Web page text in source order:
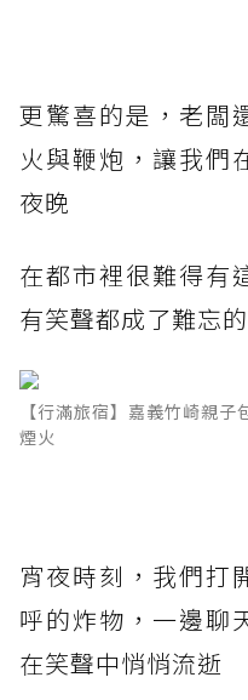
更驚喜的是，老闆
火與鞭炮，讓我們
夜晚
在都市裡很難得有
有笑聲都成了難忘
【行滿旅宿】嘉義竹崎親
煙火
宵夜時刻，我們打
呼的炸物，一邊聊
在笑聲中悄悄流逝